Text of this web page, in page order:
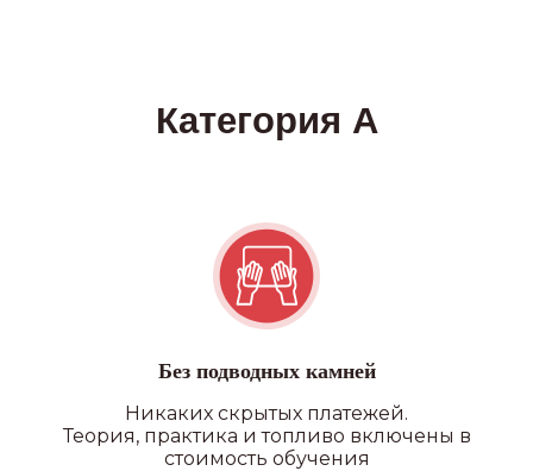
Без подводных камней
Никаких скрытых платежей.
Теория, практика и топливо включены в
стоимость обучения